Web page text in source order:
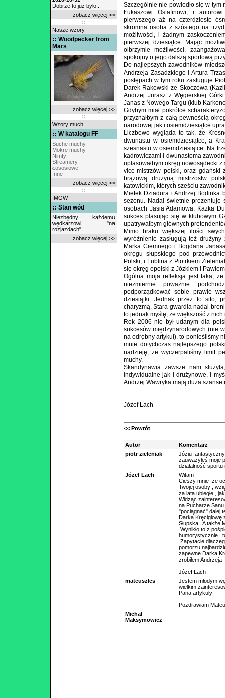
Dobrze to już było...
zobacz więcej >>
Nasze wzory
Woodpecker from
Mars
zobacz więcej >>
Wzory much
W katalogu FF
Suche muchy
Mokre muchy
Nimfy
Streamery
Łososiowe
Inne
zobacz więcej >>
IMGW
Stan wód
Niezbędny każdemu
wędkarzowi "na
rozjazdach"
zobacz więcej >>
Szczególnie nie powiodło się w tym
Łukaszowi Ostafinowi, i
pierwszego aż na czterdzieste
skromna osoba z szóstego na
możliwości, i żadnym
pierwszej dziesiątce. Mając
olbrzymie możliwości,
spokojny o jego dalszą sportową
Do najlepszych zawodników
Andrzeja Zasadzkiego i Artura
postępach w tym roku zasługuje
Darek Rakowski ze Skoczowa
Andrzej Jurasz z Węgierskiej
Janas z Nowego Targu (klub
Gdybym miał pokrótce
przyznałbym z całą pewnością
narodowej jak i osiemdziesiątce
Liczbowo wygląda to tak, że
dwunastu w osiemdziesiątce, a
szesnastu w osiemdziesiątce. Na
kadrowiczami i dwunastoma
uplasowałbym okręg nowosądecki
vice-mistrzów polski, oraz
brązową drużyną mistrzostw
katowickim, których sześciu
Mietek Dziadura i Andrzej
sezonu. Nadal świetnie prezentuje
osobach Jasia Adamowa, Kazka
sukces plasując się w klubowym
upatrywałbym głównych
Mimo braku większej ilości
wyróżnienie zasługują też
Marka Ciemnego i Bogdana
okręgu słupskiego pod
Polski, i Lublina z Piotrkiem
się okręg opolski z Józkiem i
Ogólna moja refleksja jest taka,
niezmiernie poważnie
podporządkować sobie prawie
dziesiątki. Jednak przez to sito,
charyzmą. Stara gwardia nadal
to jednak myślę, że większość z
Rok 2006 nie był udanym dla
sukcesów międzynarodowych (nie
na odrębny artykuł), to ponieśliśmy
mnie dotychczas najlepszego
nadzieję, że wyczerpaliśmy limit
muchy.
Skandynawia zawsze nam
indywidualne jak i drużynowe, i
Andrzej Wawryka mają duża szanse
Józef Lach
<< Powrót
Autor
Komentarz
piotr zieleniak
Józiu fantastyczny
zauważyłeś moje
działalność
Józef Lach
Witam !
Cieszy mnie ,że
Twojej osoby ,
za lata ubiegłe ,
Widząc
na Pucharze
"pociągnać" dalej
Darka Kręcigłowę
Słupska . A także
.Wynikło to z
humorystycznie ,
.Zapytacie
pomorzu
zapewne Darka
zrobiłem Andrzeja
Józef Lach
mateuszles
Jestem młodym
wielkim
Pana artykuły!
Pozdrawiam
Michał
Maksymowicz